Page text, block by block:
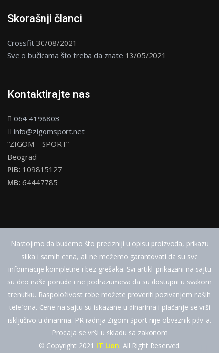
Skorašnji članci
Crossfit 30/08/2021
Sve o bučicama što treba da znate 13/05/2021
Kontaktirajte nas
064 4198803
info@zigomsport.net
“ZIGOM – SPORT”
Beograd
PIB: 109815127
MB: 64447785
Nastojimo da budemo što precizniji u opisu proizvoda, prikazu
slika i samih cena, ali ne možemo garantovati da su sve
informacije kompletne i bez grešaka. Svi artikli prikazani na sajtu
su deo naše ponude i ne podrazumeva da su dostupni u svakom
trenutku. Raspoloživost robe možete proveriti pozivanjem naših
telefona. Cene na sajtu su iskazane u dinarima i plaćanje se vrši
isključivo u dinarima. PR radnja Zigom Sport nije obveznik pdv-a.
Prodaja se vrši u skladu sa zakonom
© Copyright 2021 IT Lion. All Right Reserved.